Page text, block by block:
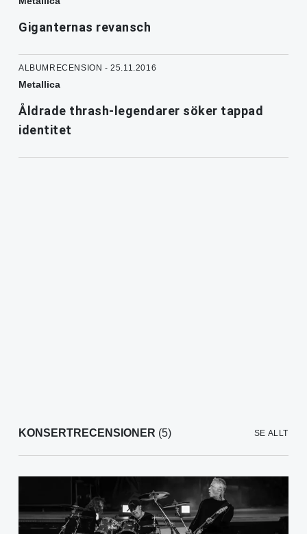
Giganternas revansch
ALBUMRECENSION - 25.11.2016
Metallica
Åldrade thrash-legendarer söker tappad
identitet
KONSERTRECENSIONER (5) SE ALLT